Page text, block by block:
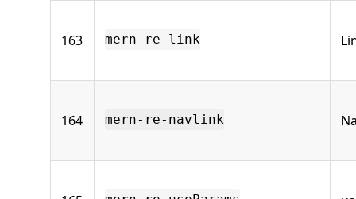
163 mern-re-link
164 mern-re-navlink